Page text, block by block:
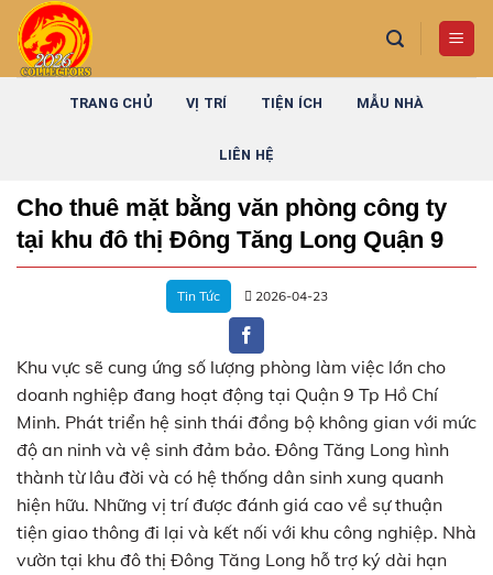
Skip
content
TRANG CHỦ VỊ TRÍ TIỆN ÍCH MẪU NHÀ
LIÊN HỆ
Cho thuê mặt bằng văn phòng công ty
tại khu đô thị Đông Tăng Long Quận 9
Tin Tức 2026-04-23
Khu vực sẽ cung ứng số lượng phòng làm việc lớn cho
doanh nghiệp đang hoạt động tại Quận 9 Tp Hồ Chí
Minh. Phát triển hệ sinh thái đồng bộ không gian với mức
độ an ninh và vệ sinh đảm bảo. Đông Tăng Long hình
thành từ lâu đời và có hệ thống dân sinh xung quanh
hiện hữu. Những vị trí được đánh giá cao về sự thuận
tiện giao thông đi lại và kết nối với khu công nghiệp. Nhà
vườn tại khu đô thị Đông Tăng Long hỗ trợ ký dài hạn